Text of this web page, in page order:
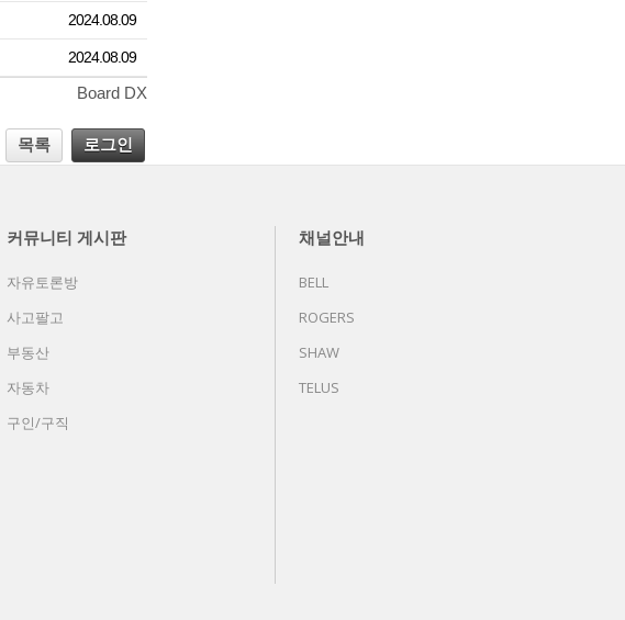
2024.08.09
2024.08.09
Board DX
목록 로그인
커뮤니티 게시판
자유토론방
사고팔고
부동산
자동차
구인/구직
채널안내
BELL
ROGERS
SHAW
TELUS